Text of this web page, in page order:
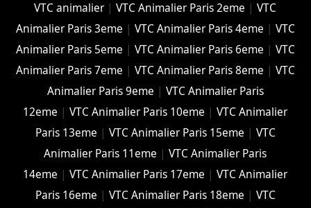
VTC animalier |VTC Animalier Paris 2eme |VTC
Animalier Paris 3eme | VTC Animalier Paris 4eme | VTC
Animalier Paris 5eme | VTC Animalier Paris 6eme | VTC
Animalier Paris 7eme | VTC Animalier Paris 8eme | VTC
Animalier Paris 9eme | VTC Animalier Paris
12eme |VTC Animalier Paris 10eme |VTC Animalier
Paris 13eme | VTC Animalier Paris 15eme | VTC
Animalier Paris 11eme |VTC Animalier Paris
14eme |VTC Animalier Paris 17eme |VTC Animalier
Paris 16eme | VTC Animalier Paris 18eme | VTC